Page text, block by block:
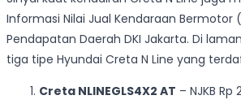
Informasi Nilai Jual Kendaraan Bermotor
Pendapatan Daerah DKI Jakarta. Di
tiga tipe Hyundai Creta N Line yang
Creta NLINEGLS4X2 AT – NJKB Rp